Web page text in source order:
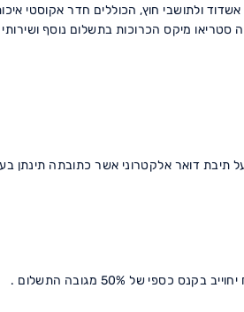
ולתושבי חוץ, הכוללים חדר אקוסטי
סטריאו מיקס הכרוכות בתשלום נוסף
תיבת דואר אלקטרוני אשר כתובתה תינתן